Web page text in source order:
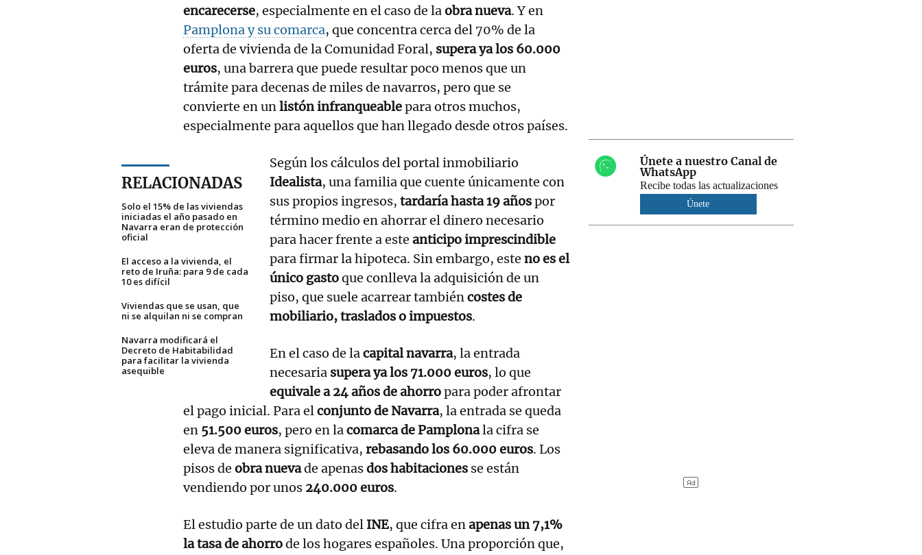
encarecerse, especialmente en el caso de laobra nueva. Y en
Pamplona y su comarca, que concentra cerca del 70% de la
oferta de vivienda de la Comunidad Foral, supera ya los 60.000
euros, una barrera que puede resultar poco menos que un
trámite para decenas de miles de navarros, pero que se
convierte en unlistón infranqueablepara otros muchos,
especialmente para aquellos que han llegado desde otros países.
RELACIONADAS
Solo el 15% de las viviendas
iniciadas el año pasado en
Navarra eran de protección
oficial
El acceso a la vivienda, el
reto de Iruña: para 9 de cada
10 es difícil
Viviendas que se usan, que
ni se alquilan ni se compran
Navarra modificará el
Decreto de Habitabilidad
para facilitar la vivienda
asequible
Según los cálculos del portal inmobiliario
Idealista, una familia que cuente únicamente con
sus propios ingresos,tardaría hasta 19 añospor
término medio en ahorrar el dinero necesario
para hacer frente a esteanticipo imprescindible
para firmar la hipoteca. Sin embargo, esteno es el
único gastoque conlleva la adquisición de un
piso, que suele acarrear tambiéncostes de
mobiliario, traslados o impuestos.
En el caso de lacapital navarra, la entrada
necesaria supera ya los 71.000 euros, lo que
equivale a 24 años de ahorropara poder afrontar
el pago inicial. Para elconjunto de Navarra, la entrada se queda
en 51.500 euros, pero en lacomarca de Pamplonala cifra se
eleva de manera significativa, rebasando los 60.000 euros. Los
pisos de obra nuevade apenasdos habitaciones se están
vendiendo por unos 240.000 euros.
El estudio parte de un dato del INE, que cifra enapenas un 7,1%
la tasa de ahorrode los hogares españoles. Una proporción que,
Únete a nuestro Canal de
WhatsApp
Recibe todas las actualizaciones
Únete